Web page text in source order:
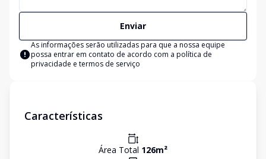
Enviar
As informações serão utilizadas para que a nossa equipe
possa entrar em contato de acordo com a política de
privacidade e termos de serviço
Características
Área Total 126m²